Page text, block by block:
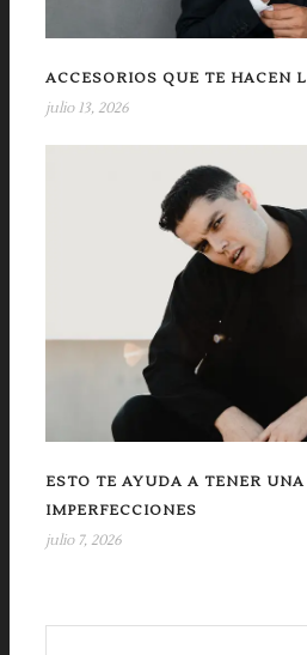
ACCESORIOS QUE TE HACEN
julio 13, 2026
ESTO TE AYUDA A TENER
IMPERFECCIONES
julio 7, 2026